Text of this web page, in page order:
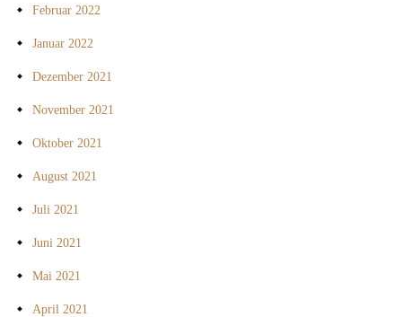
Februar 2022
Januar 2022
Dezember 2021
November 2021
Oktober 2021
August 2021
Juli 2021
Juni 2021
Mai 2021
April 2021